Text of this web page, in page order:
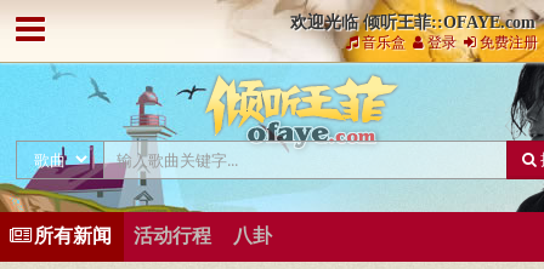
欢迎光临 倾听王菲::OFAYE.com
音乐盒 登录 免费注册
所有新闻 活动行程 八卦